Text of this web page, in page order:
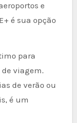
e
é sua opção
para
viagem.
de verão ou
é um